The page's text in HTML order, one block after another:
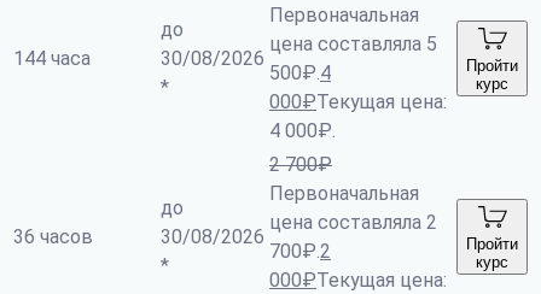
144 часа
до
30/08/2026
*
Первоначальная
цена составляла 5
500₽.4
000₽Текущая цена:
4 000₽.
Пройти
курс
36 часов
до
30/08/2026
*
2 700₽
Первоначальная
цена составляла 2
700₽.2
000₽Текущая цена:
Пройти
курс